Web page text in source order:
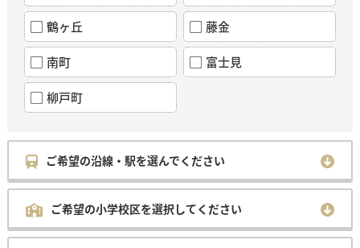
鶴ヶ丘 藤金
南町 富士見
柳戸町
ご希望の沿線・駅を選んでください
ご希望の小学校区を選択してください